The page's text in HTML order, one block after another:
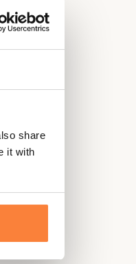
share
it with